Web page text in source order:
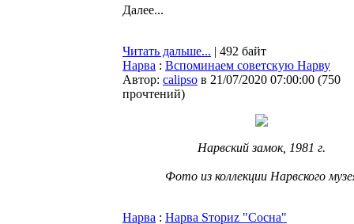
Далее...
Читать дальше... | 492 байт
Нарва : Вспоминаем советскую Нарву
Автор: calipso в 21/07/2020 07:00:00 (750
прочтений)
Нарвский замок, 1981 г.
Фото из коллекции Нарвского
Нарва : Нарва Sториz "Сосна"